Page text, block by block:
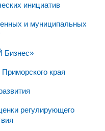
инициатив
и муниципальных
Бизнес»
края
регулирующего